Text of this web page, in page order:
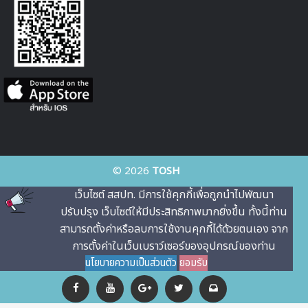
© 2026 TOSH
เว็บไซต์ สสปท. มีการใช้คุกกี้เพื่อถูกนําไปพัฒนา
ปรับปรุง เว็บไซต์ให้มีประสิทธิภาพมากยิ่งขึ้น ทั้งนี้ท่าน
สามารถตั้งค่าหรือลบการใช้งานคุกกี้ได้ด้วยตนเอง จาก
การตั้งค่าในเว็บเบราว์เซอร์ของอุปกรณ์ของท่าน
นโยบายความเป็นส่วนตัว ยอมรับ